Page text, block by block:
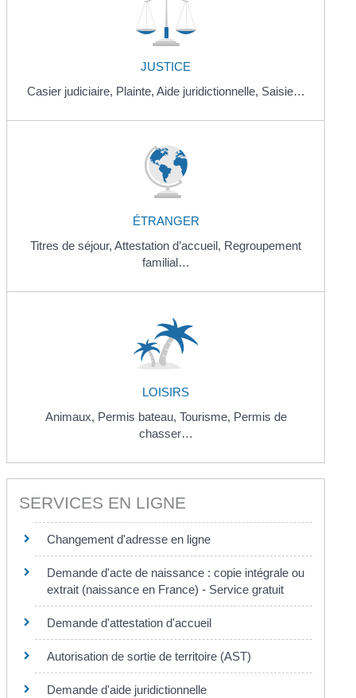
JUSTICE
Casier judiciaire, Plainte, Aide juridictionnelle, Saisie…
ÉTRANGER
Titres de séjour, Attestation d’accueil, Regroupement
familial…
LOISIRS
Animaux, Permis bateau, Tourisme, Permis de
chasser…
SERVICES EN LIGNE
Changement d'adresse en ligne
Demande d'acte de naissance : copie intégrale ou
extrait (naissance en France) - Service gratuit
Demande d'attestation d'accueil
Autorisation de sortie de territoire (AST)
Demande d'aide juridictionnelle